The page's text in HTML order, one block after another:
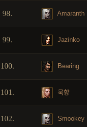
98. Amaranth
99. Jazinko
100. Bearing
101. 묵향
102. Smookey